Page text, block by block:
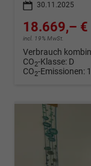
30.11.2025
18.669,– €
incl. 19% MwSt.
Verbrauch
CO2-Klasse: D
CO2-Emissionen: